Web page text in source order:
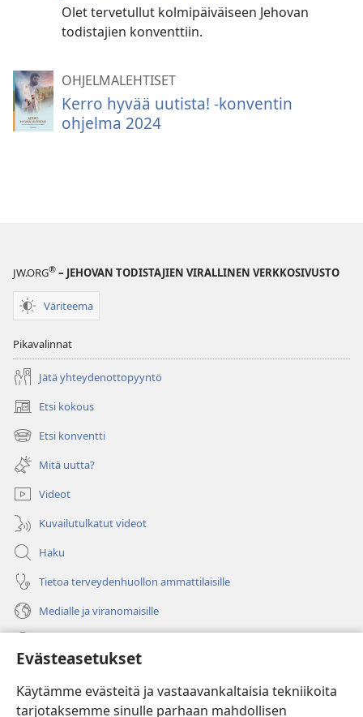
Evästeasetukset
Käytämme evästeitä ja vastaavankaltaisia tekniikoita
tarjotaksemme sinulle parhaan mahdollisen
Olet tervetullut kolmipäiväiseen Jehovan
todistajien konventtiin.
OHJELMALEHTISET
Kerro hyvää uutista! -konventin
ohjelma 2024
JW.ORG® – JEHOVAN TODISTAJIEN VIRALLINEN VERKKOSIVUSTO
Väriteema
Pikavalinnat
Jätä yhteydenottopyyntö
Etsi kokous
(avaa
uuden
ikkunan)
Etsi konventti
(avaa
uuden
ikkunan)
Mitä uutta?
Videot
Kuvailutulkatut videot
Haku
Tietoa terveydenhuollon ammattilaisille
Medialle ja viranomaisille
(avaa
uuden